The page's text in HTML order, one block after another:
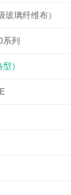
璃纤维布）
列
）